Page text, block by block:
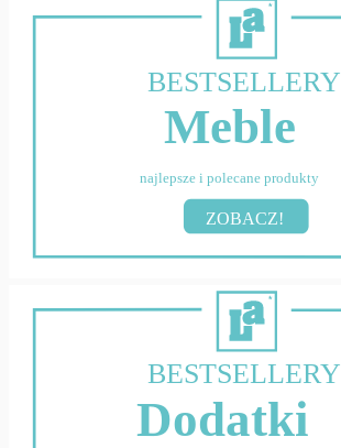
BESTSELLERY
Meble
najlepsze i polecane produkty
ZOBACZ!
BESTSELLERY
Dodatki